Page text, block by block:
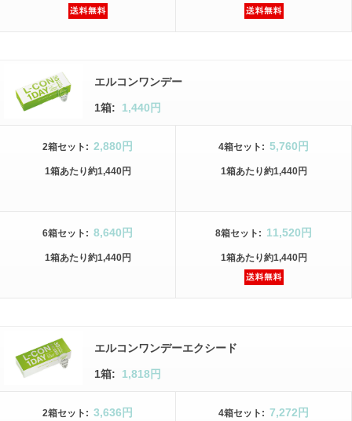
エルコンワンデー
1箱: 1,440円
2箱セット : 2,880円
1箱あたり約1,440円
4箱セット : 5,760円
1箱あたり約1,440円
6箱セット : 8,640円
1箱あたり約1,440円
8箱セット : 11,520円
1箱あたり約1,440円
エルコンワンデーエクシード
1箱: 1,818円
2箱セット : 3,636円 4箱セット : 7,272円